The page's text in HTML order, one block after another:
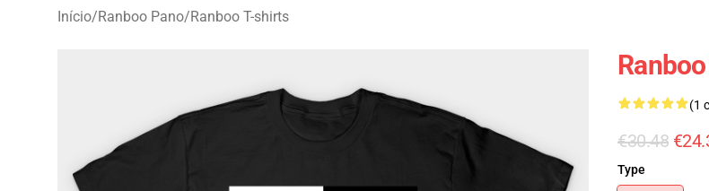
Início/Ranboo Pano/Ranboo T-shirts
(1
€30.48
Type